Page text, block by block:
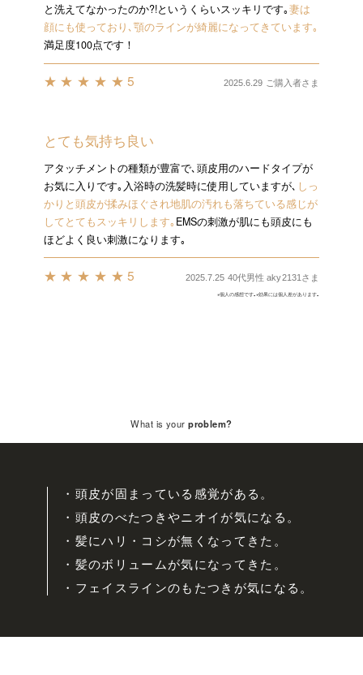
と洗えてなかったのか?!というくらいスッキリです｡妻は
顔にも使っており､顎のラインが綺麗になってきています｡
満足度100点です！
★★★★★5 2025.6.29 ご購入者さま
とても気持ち良い
アタッチメントの種類が豊富で､頭皮用のハードタイプが
お気に入りです｡入浴時の洗髪時に使用していますが､ しっ
かりと頭皮が揉みほぐされ地肌の汚れも落ちている感じが
してとてもスッキリします｡ EMSの刺激が肌にも頭皮にも
ほどよく良い刺激になります｡
★★★★★5 2025.7.25 40代男性 aky2131さま
※個人の感想です｡※効果には個人差があります｡
What is yourproblem?
・頭皮が固まっている感覚がある。
・頭皮のべたつきやニオイが気になる。
・髪にハリ・コシが無くなってきた。
・髪のボリュームが気になってきた。
・フェイスラインのもたつきが気になる。